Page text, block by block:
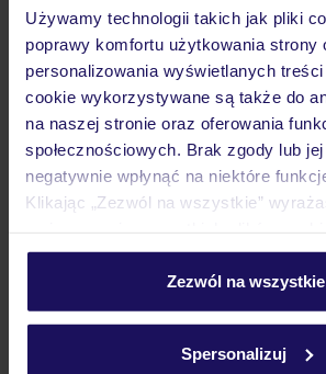
Używamy technologii takich jak pliki
poprawy komfortu użytkowania strony
personalizowania wyświetlanych
cookie wykorzystywane są także do
na naszej stronie oraz oferowania
społecznościowych. Brak zgody lub
negatywnie wpłynąć na niektóre
Klikając „Zezwól na wszystkie”
personalizować swój wybór wchodząc
Szczegółowe informacje o plikach
Zezwól na wszystkie
Spersonalizuj
Wyżywienie
Atrakcje
Często zadawane pytania
Jak zmienić uczestników/osobę zgłaszającą?